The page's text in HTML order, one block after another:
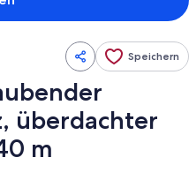
Speichern
überdachter
m